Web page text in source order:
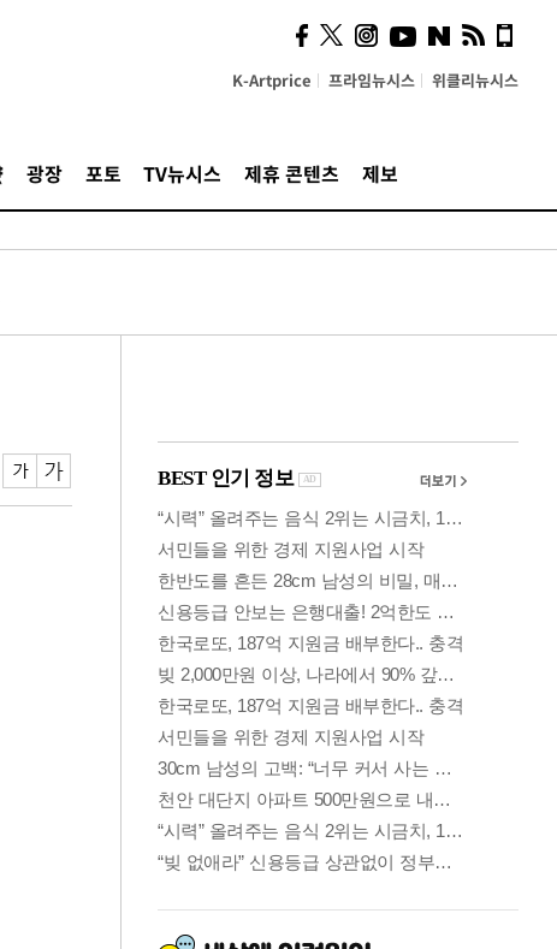
K-Artprice 프라임뉴시스 위클리뉴시스
광장 포토 TV뉴시스 제휴 콘텐츠 제보
시, 스마트폰 액세서리에
NFC 더했다